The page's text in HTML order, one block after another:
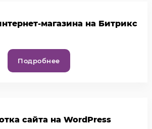
магазина на Битрикс
Подробнее
сайта на WordPress